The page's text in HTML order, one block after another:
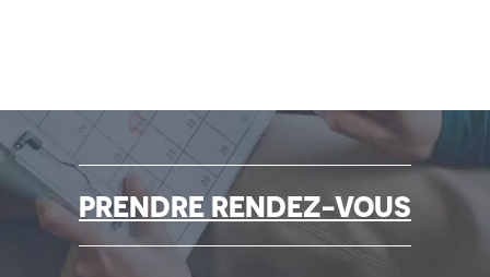
PRENDRE RENDEZ-VOUS